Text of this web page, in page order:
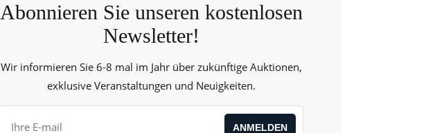
Abonnieren Sie unseren kostenlosen
Newsletter!
Wir informieren Sie 6-8 mal im Jahr über zukünftige Auktionen,
exklusive Veranstaltungen und Neuigkeiten.